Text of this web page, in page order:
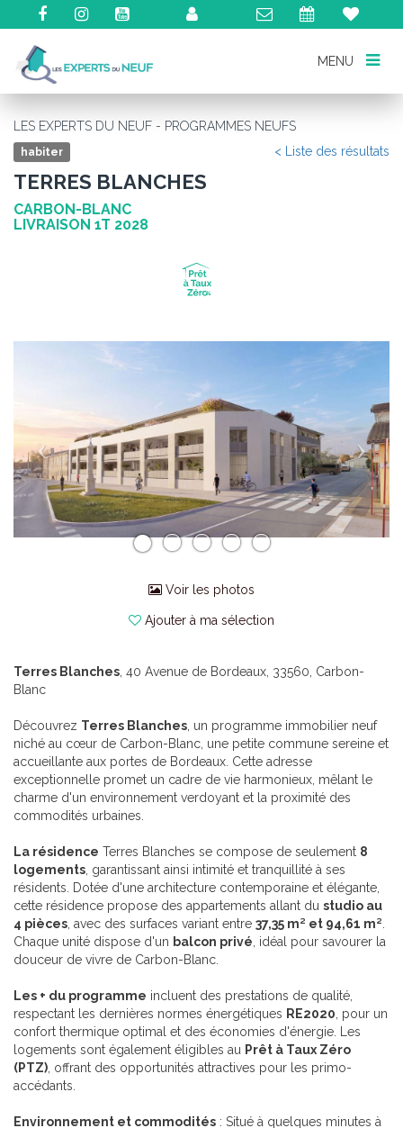
MENU
MENU
LES EXPERTS DU NEUF - PROGRAMMES NEUFS
habiter < Liste des résultats
TERRES BLANCHES
CARBON-BLANC
LIVRAISON 1T 2028
Précédent
Voir les photos
Ajouter à ma sélection
Terres Blanches, 40 Avenue de Bordeaux, 33560, Carbon-
Blanc
Découvrez Terres Blanches, un programme immobilier neuf
niché au cœur de Carbon-Blanc, une petite commune sereine et
accueillante aux portes de Bordeaux. Cette adresse
exceptionnelle promet un cadre de vie harmonieux, mêlant le
charme d'un environnement verdoyant et la proximité des
commodités urbaines.
La résidence Terres Blanches se compose de seulement 8
logements, garantissant ainsi intimité et tranquillité à ses
résidents. Dotée d'une architecture contemporaine et élégante,
cette résidence propose des appartements allant du studio au
4 pièces, avec des surfaces variant entre 37,35 m² et 94,61 m².
Chaque unité dispose d'un balcon privé, idéal pour savourer la
douceur de vivre de Carbon-Blanc.
Les + du programme incluent des prestations de qualité,
respectant les dernières normes énergétiques RE2020, pour un
confort thermique optimal et des économies d'énergie. Les
logements sont également éligibles au Prêt à Taux Zéro
(PTZ), offrant des opportunités attractives pour les primo-
accédants.
Environnement et commodités : Situé à quelques minutes à